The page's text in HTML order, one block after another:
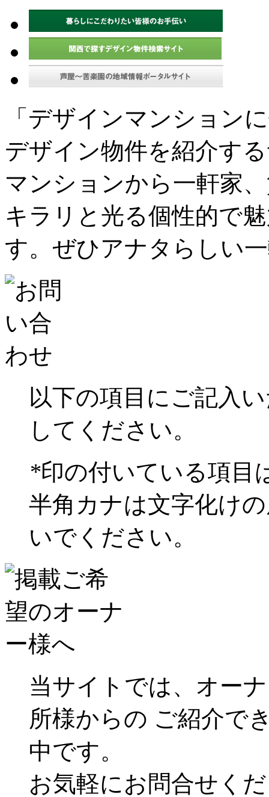
「デザインマンション
デザイン物件を紹介す
マンションから一軒家
キラリと光る個性的で
す。ぜひアナタらしい
以下の項目にご記入
してください。
*印の付いている項目
半角カナは文字化け
いでください。
当サイトでは、オー
所様からの ご紹介で
中です。
お気軽にお問合せく